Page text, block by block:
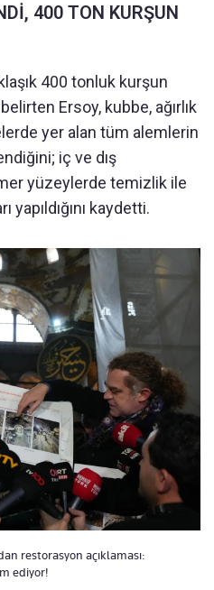
400 TON KURŞUN
400 tonluk kurşun
Ersoy, kubbe, ağırlık
yer alan tüm alemlerin
iç ve dış
yüzeylerde temizlik ile
yapıldığını kaydetti.
restorasyon açıklaması:
ediyor!